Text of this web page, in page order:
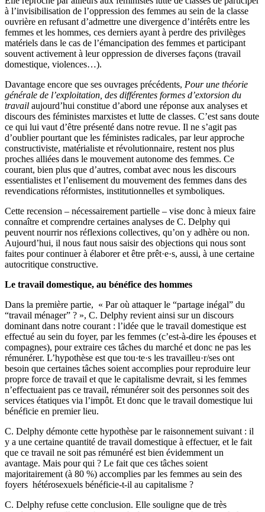
à l’invisibilisation de l’oppression des femmes au sein de la classe
ouvrière en refusant d’admettre une divergence d’intérêts entre les
femmes et les hommes, ces derniers ayant à perdre des privilèges
matériels dans le cas de l’émancipation des femmes et participant
souvent activement à leur oppression de diverses façons (travail
domestique, violences…).
Davantage encore que ses ouvrages précédents, Pour une théorie
générale de l’exploitation, des différentes formes d’extorsion du
travail aujourd’hui constitue d’abord une réponse aux analyses et
discours des féministes marxistes et lutte de classes. C’est sans doute
ce qui lui vaut d’être présenté dans notre revue. Il ne s’agit pas
d’oublier pourtant que les féministes radicales, par leur approche
constructiviste, matérialiste et révolutionnaire, restent nos plus
proches alliées dans le mouvement autonome des femmes. Ce
courant, bien plus que d’autres, combat avec nous les discours
essentialistes et l’enlisement du mouvement des femmes dans des
revendications réformistes, institutionnelles et symboliques.
Cette recension – nécessairement partielle – vise donc à mieux faire
connaître et comprendre certaines analyses de C. Delphy qui
peuvent nourrir nos réflexions collectives, qu’on y adhère ou non.
Aujourd’hui, il nous faut nous saisir des objections qui nous sont
faites pour continuer à élaborer et être prêt·e·s, aussi, à une certaine
autocritique constructive.
Le travail domestique, au bénéfice des hommes
Dans la première partie, « Par où attaquer le “partage inégal” du
“travail ménager” ? », C. Delphy revient ainsi sur un discours
dominant dans notre courant : l’idée que le travail domestique est
effectué au sein du foyer, par les femmes (c’est-à-dire les épouses et
compagnes), pour extraire ces tâches du marché et donc ne pas les
rémunérer. L’hypothèse est que tou·te·s les travailleu·r/ses ont
besoin que certaines tâches soient accomplies pour reproduire leur
propre force de travail et que le capitalisme devrait, si les femmes
n’effectuaient pas ce travail, rémunérer soit des personnes soit des
services étatiques via l’impôt. Et donc que le travail domestique lui
bénéficie en premier lieu.
C. Delphy démonte cette hypothèse par le raisonnement suivant : il
y a une certaine quantité de travail domestique à effectuer, et le fait
que ce travail ne soit pas rémunéré est bien évidemment un
avantage. Mais pour qui ? Le fait que ces tâches soient
majoritairement (à 80 %) accomplies par les femmes au sein des
foyers hétérosexuels bénéficie-t-il au capitalisme ?
C. Delphy refuse cette conclusion. Elle souligne que de très